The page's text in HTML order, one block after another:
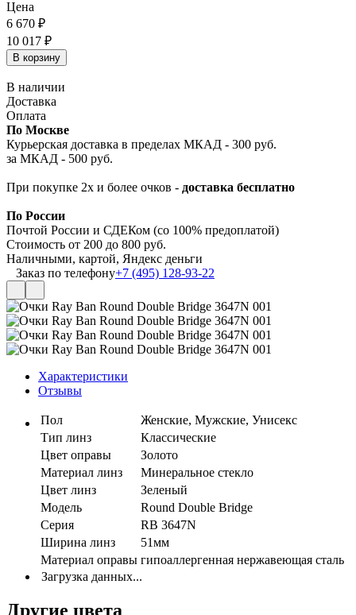
Цена
6 670 ₽
10 017 ₽
В корзину
В наличии
Доставка
Оплата
По Москве
Курьерская доставка в пределах МКАД - 300 руб.
за МКАД - 500 руб.
При покупке 2х и более очков - доставка бесплатно
По России
Почтой России и СДЕКом (со 100% предоплатой)
Стоимость от 200 до 800 руб.
Наличными, картой, Яндекс деньги
Заказ по телефону+7 (495) 128-93-22
Характеристики
Отзывы
Пол
Женские, Мужские, Унисекс
Тип линз
Классические
Цвет оправы
Золото
Материал линз
Минеральное стекло
Цвет линз
Зеленый
Модель
Round Double Bridge
Серия
RB 3647N
Ширина линз
51мм
Материал оправы гипоаллергенная нержавеющая сталь
Загрузка данных...
Другие цвета